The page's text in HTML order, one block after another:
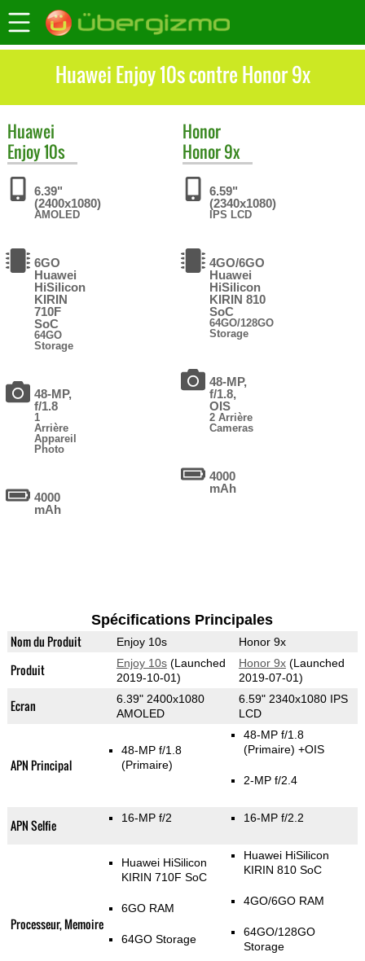
Huawei Enjoy 10s contre Honor 9x
Huawei
Enjoy 10s
6.39"
(2400x1080)
AMOLED
6GO
Huawei
HiSilicon
KIRIN
710F
SoC
64GO
Storage
48-MP,
f/1.8
1
Arrière
Appareil
Photo
4000
mAh
Honor
Honor 9x
6.59"
(2340x1080)
IPS LCD
4GO/6GO
Huawei
HiSilicon
KIRIN 810
SoC
64GO/128GO
Storage
48-MP,
f/1.8,
OIS
2 Arrière
Cameras
4000
mAh
Spécifications Principales
Nom du Produit Enjoy 10s Honor 9x
Produit Enjoy 10s(Launched
2019-10-01)
Honor 9x(Launched
2019-07-01)
Ecran
6.39" 2400x1080
AMOLED
6.59" 2340x1080 IPS
LCD
APN Principal
48-MP f/1.8
(Primaire)
48-MP f/1.8
(Primaire) +OIS
2-MP f/2.4
APN Selfie 16-MP f/2 16-MP f/2.2
Processeur, Memoire
Huawei HiSilicon
KIRIN 710F SoC
6GO RAM
64GO Storage
Huawei HiSilicon
KIRIN 810 SoC
4GO/6GO RAM
64GO/128GO
Storage